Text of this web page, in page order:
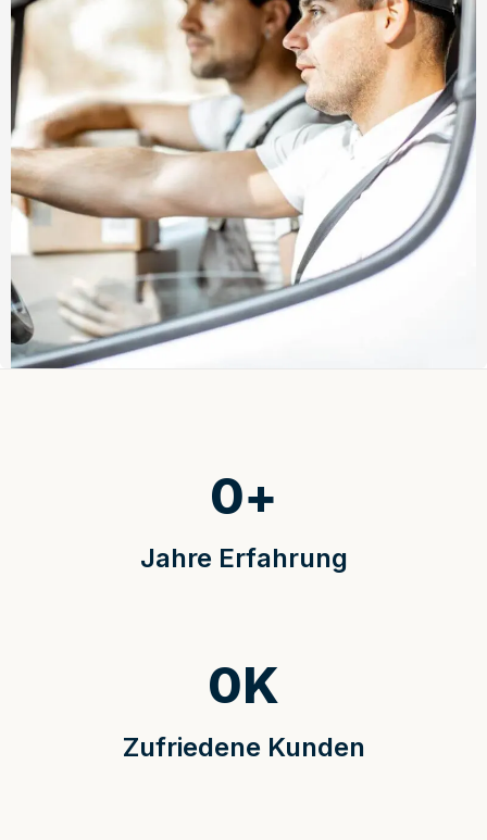
Jahre Erfahrung
0+
Zufriedene Kunden
0K